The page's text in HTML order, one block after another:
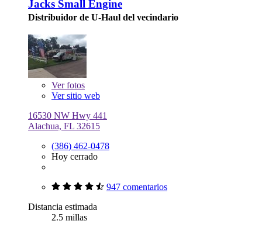
Jacks Small Engine
Distribuidor de U-Haul del vecindario
Verfotos
Ver sitio web
16530 NW Hwy 441
Alachua, FL 32615
(386) 462-0478
Hoy cerrado
947 comentarios
Distancia estimada
2.5 millas